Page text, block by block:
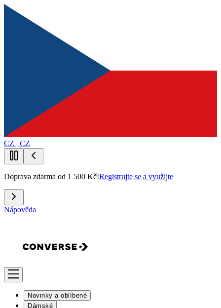
CZ | CZ
Doprava zdarma od 1 500 Kč!Registrujte se a využijte
Nápověda
Novinky a oblíbené
Dámské